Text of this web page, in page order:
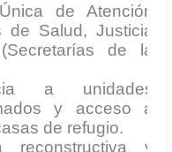
de Atención
de Salud, Justicia
de la
a unidades
y acceso a
de refugio.
reconstructiva y